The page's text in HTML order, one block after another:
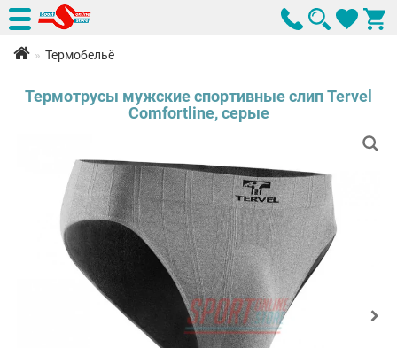
Термобельё
Термотрусы мужские спортивные слип Tervel
Comfortline, серые